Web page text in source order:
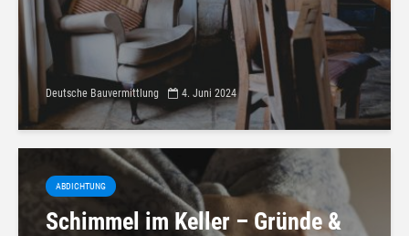
Deutsche Bauvermittlung 4. Juni 2024
ABDICHTUNG
Schimmel im Keller – Gründe &